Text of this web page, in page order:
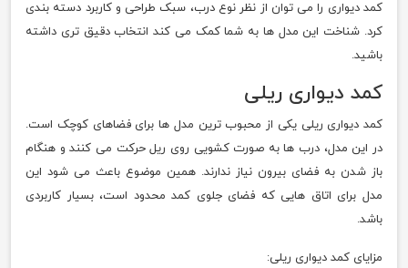
کمد دیواری را می توان از نظر نوع درب، سبک طراحی و کاربرد دسته بندی
کرد. شناخت این مدل ها به شما کمک می کند انتخاب دقیق تری داشته
باشید.
کمد دیواری ریلی
کمد دیواری ریلی یکی از محبوب ترین مدل ها برای فضاهای کوچک است.
در این مدل، درب ها به صورت کشویی روی ریل حرکت می کنند و هنگام
باز شدن به فضای بیرون نیاز ندارند. همین موضوع باعث می شود این
مدل برای اتاق هایی که فضای جلوی کمد محدود است، بسیار کاربردی
باشد.
مزایای کمد دیواری ریلی: